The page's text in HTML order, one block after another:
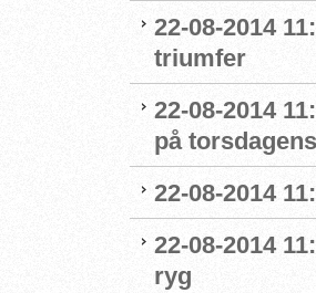
22-08-2014
triumfer
22-08-2014
på
22-08-2014
22-08-2014
ryg